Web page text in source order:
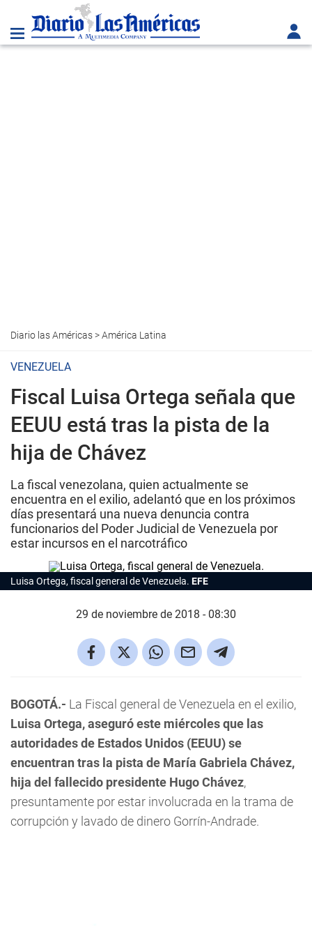
Diario las Américas>América Latina
VENEZUELA
Fiscal Luisa Ortega señala que
EEUU está tras la pista de la
hija de Chávez
La fiscal venezolana, quien actualmente se
encuentra en el exilio, adelantó que en los próximos
días presentará una nueva denuncia contra
funcionarios del Poder Judicial de Venezuela por
estar incursos en el narcotráfico
Luisa Ortega, fiscal general de Venezuela. EFE
29 de noviembre de 2018 - 08:30
BOGOTÁ.- La Fiscal general de Venezuela en el exilio,
Luisa Ortega, aseguró este miércoles que las
autoridades de Estados Unidos (EEUU) se
encuentran tras la pista de María Gabriela Chávez,
hija del fallecido presidente Hugo Chávez,
presuntamente por estar involucrada en la trama de
corrupción y lavado de dinero Gorrín-Andrade.